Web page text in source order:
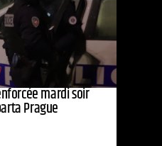
mardi soir
Prague